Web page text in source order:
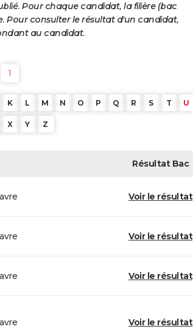
Pour chaque candidat, la filière (bac
Pour consulter le résultat d'un candidat,
au candidat.
1
K L M N O P Q R S T U
X Y Z
RésultatBac
Voir le résultat
Voir le résultat
Voir le résultat
Voir le résultat